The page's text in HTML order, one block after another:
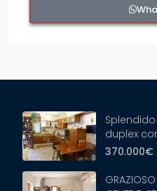
duplex
370.000€